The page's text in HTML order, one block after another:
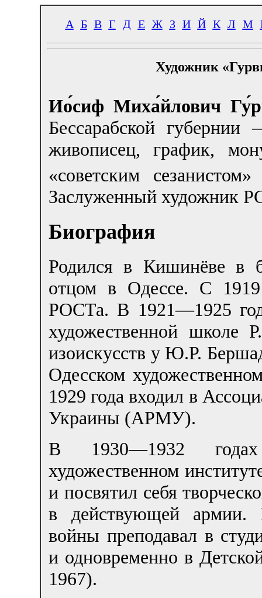
А Б В Г Д Е Ж З И Й К Л М
Художник
Ио́сиф Миха́йлович
Бессарабской
живописец, график,
«советским
Заслуженный художник
Биография
Родился в Кишинёве в
отцом в Одессе. С
РОСТа. В 1921—1925
художественной школе
изоискусств у Ю.Р.
Одесском
1929 года входил в
Украины (АРМУ).
В 1930—1932
художественном
и посвятил себя
в действующей армии.
войны преподавал в
и одновременно в
1967).